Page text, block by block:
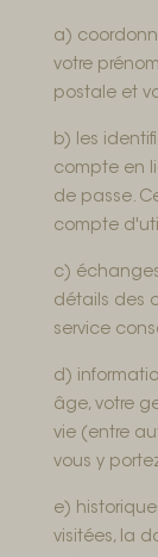
a)
votre
postale et
b) les
compte en
de passe.
compte
c)
détails des
service
d)
âge, votre
vie (entre
vous y
e)
visitées, la